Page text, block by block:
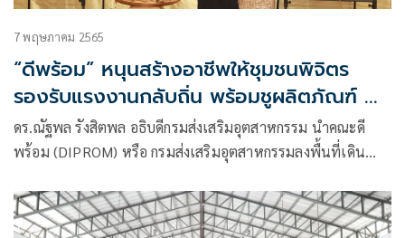
7 พฤษภาคม 2565
“ดีพร้อม” หนุนสร้างอาชีพให้ชุมชนพิจิตร
รองรับแรงงานกลับถิ่น พร้อมชูผลิตภัณฑ์ GI
สร้างรายได้ เชื่อมโยงหมู่บ้าน DIPROM CIV
ตั้งเป้าดันเศรษฐกิจฐานรากเต็มสูบ
ดร.ณัฐพล รังสิตพล อธิบดีกรมส่งเสริมอุตสาหกรรม นำคณะดี
พร้อม (DIPROM) หรือ กรมส่งเสริมอุตสาหกรรมลงพื้นที่เดิน
สินค้าชุมชน กระตุ้นเศรษฐกิจฐานราก